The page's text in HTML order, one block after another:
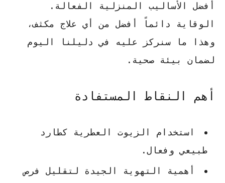
أفضل الأساليب المنزلية الفعالة.
الوقاية دائماً أفضل من أي علاج مكثف،
وهذا ما سنركز عليه في دليلنا اليوم
لضمان بيئة صحية.
أهم النقاط المستفادة
استخدام الزيوت العطرية كطارد
طبيعي وفعال.
أهمية التهوية الجيدة لتقليل فرص